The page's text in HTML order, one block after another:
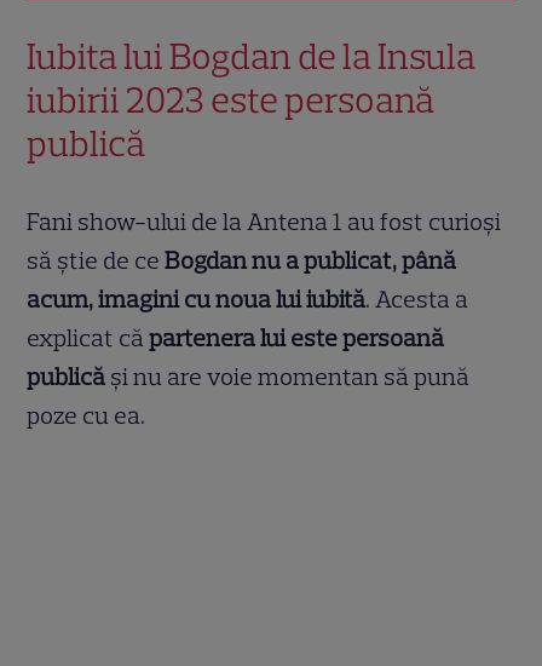
Iubita lui Bogdan de la Insula
iubirii 2023 este persoană
publică
Fani show-ului de la Antena 1 au fost curioși
să știe de ceBogdan nu a publicat, până
acum, imagini cu noua lui iubită. Acesta a
explicat căpartenera lui este persoană
publică și nu are voie momentan să pună
poze cu ea.